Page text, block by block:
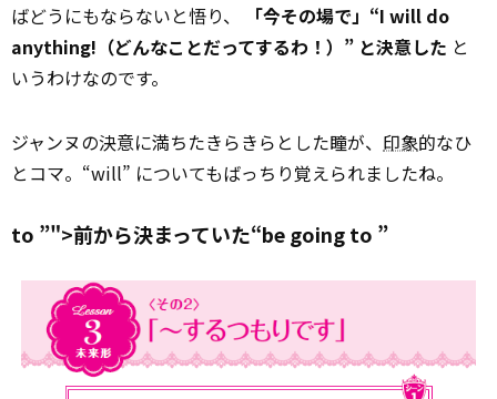
ばどうにもならないと悟り、
「今その場で」“I will do
anything!（どんなことだってするわ！）” と決意した と
いうわけなのです。
ジャンヌの決意に満ちたきらきらとした瞳が、 印象的なひ
とコマ。“will” についてもばっちり覚えられましたね。
to ”">前から決まっていた“be goingto ”